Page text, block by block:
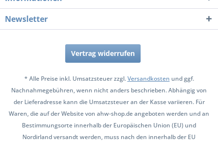
Newsletter
Vertrag widerrufen
* Alle Preise inkl. Umsatzsteuer zzgl.Versandkosten und ggf.
Nachnahmegebühren, wenn nicht anders beschrieben. Abhängig von
der Lieferadresse kann die Umsatzsteuer an der Kasse variieren. Für
Waren, die auf der Website von ahw-shop.de angeboten werden und an
Bestimmungsorte innerhalb der Europäischen Union (EU) und
Nordirland versandt werden, muss nach den innerhalb der EU